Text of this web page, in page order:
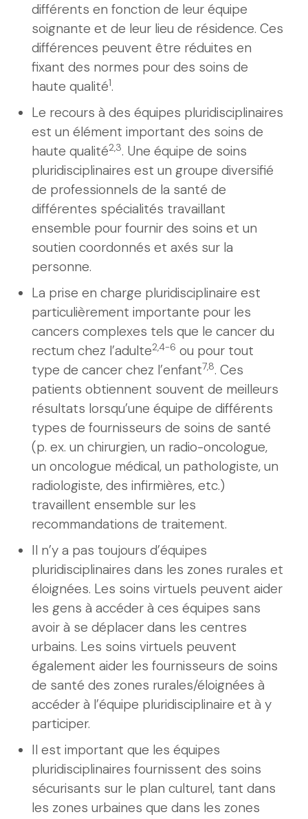
différents en fonction de leur équipe
soignante et de leur lieu de résidence. Ces
différences peuvent être réduites en
fixant des normes pour des soins de
haute qualité1.
Le recours à des équipes pluridisciplinaires
est un élément important des soins de
haute qualité2,3. Une équipe de soins
pluridisciplinaires est un groupe diversifié
de professionnels de la santé de
différentes spécialités travaillant
ensemble pour fournir des soins et un
soutien coordonnés et axés sur la
personne.
La prise en charge pluridisciplinaire est
particulièrement importante pour les
cancers complexes tels que le cancer du
rectum chez l’adulte2,4-6 ou pour tout
type de cancer chez l’enfant7,8. Ces
patients obtiennent souvent de meilleurs
résultats lorsqu’une équipe de différents
types de fournisseurs de soins de santé
(p. ex. un chirurgien, un radio-oncologue,
un oncologue médical, un pathologiste, un
radiologiste, des infirmières, etc.)
travaillent ensemble sur les
recommandations de traitement.
Il n’y a pas toujours d’équipes
pluridisciplinaires dans les zones rurales et
éloignées. Les soins virtuels peuvent aider
les gens à accéder à ces équipes sans
avoir à se déplacer dans les centres
urbains. Les soins virtuels peuvent
également aider les fournisseurs de soins
de santé des zones rurales/éloignées à
accéder à l’équipe pluridisciplinaire et à y
participer.
Il est important que les équipes
pluridisciplinaires fournissent des soins
sécurisants sur le plan culturel, tant dans
les zones urbaines que dans les zones